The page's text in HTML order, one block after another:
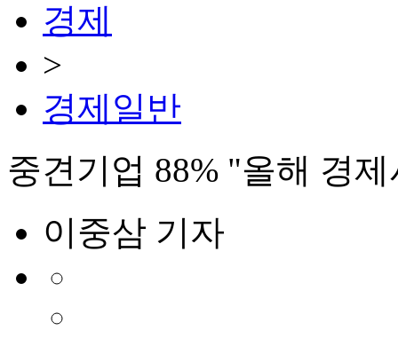
경제
>
경제일반
중견기업 88% "올해 경
이중삼 기자